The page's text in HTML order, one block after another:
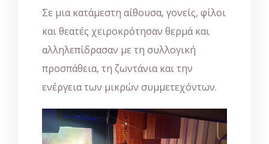
Σε μια κατάμεστη αίθουσα, γονείς, φίλοι
και θεατές χειροκρότησαν θερμά και
αλληλεπίδρασαν με τη συλλογική
προσπάθεια, τη ζωντάνια και την
ενέργεια των μικρών συμμετεχόντων.